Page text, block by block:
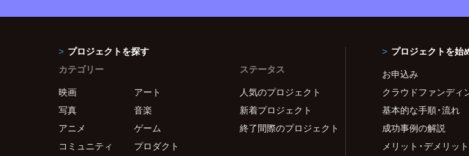
プロジェクトを探す
カテゴリー
映画
アート
写真
音楽
アニメ
ゲーム
コミュニティ
プロダクト
ステータス
人気のプロジェクト
新着プロジェクト
終了間際のプロジェクト
プロジェクトを始
お申込み
クラウドファンディ
基本的な手順・流れ
成功事例の解説
メリット・デメリット